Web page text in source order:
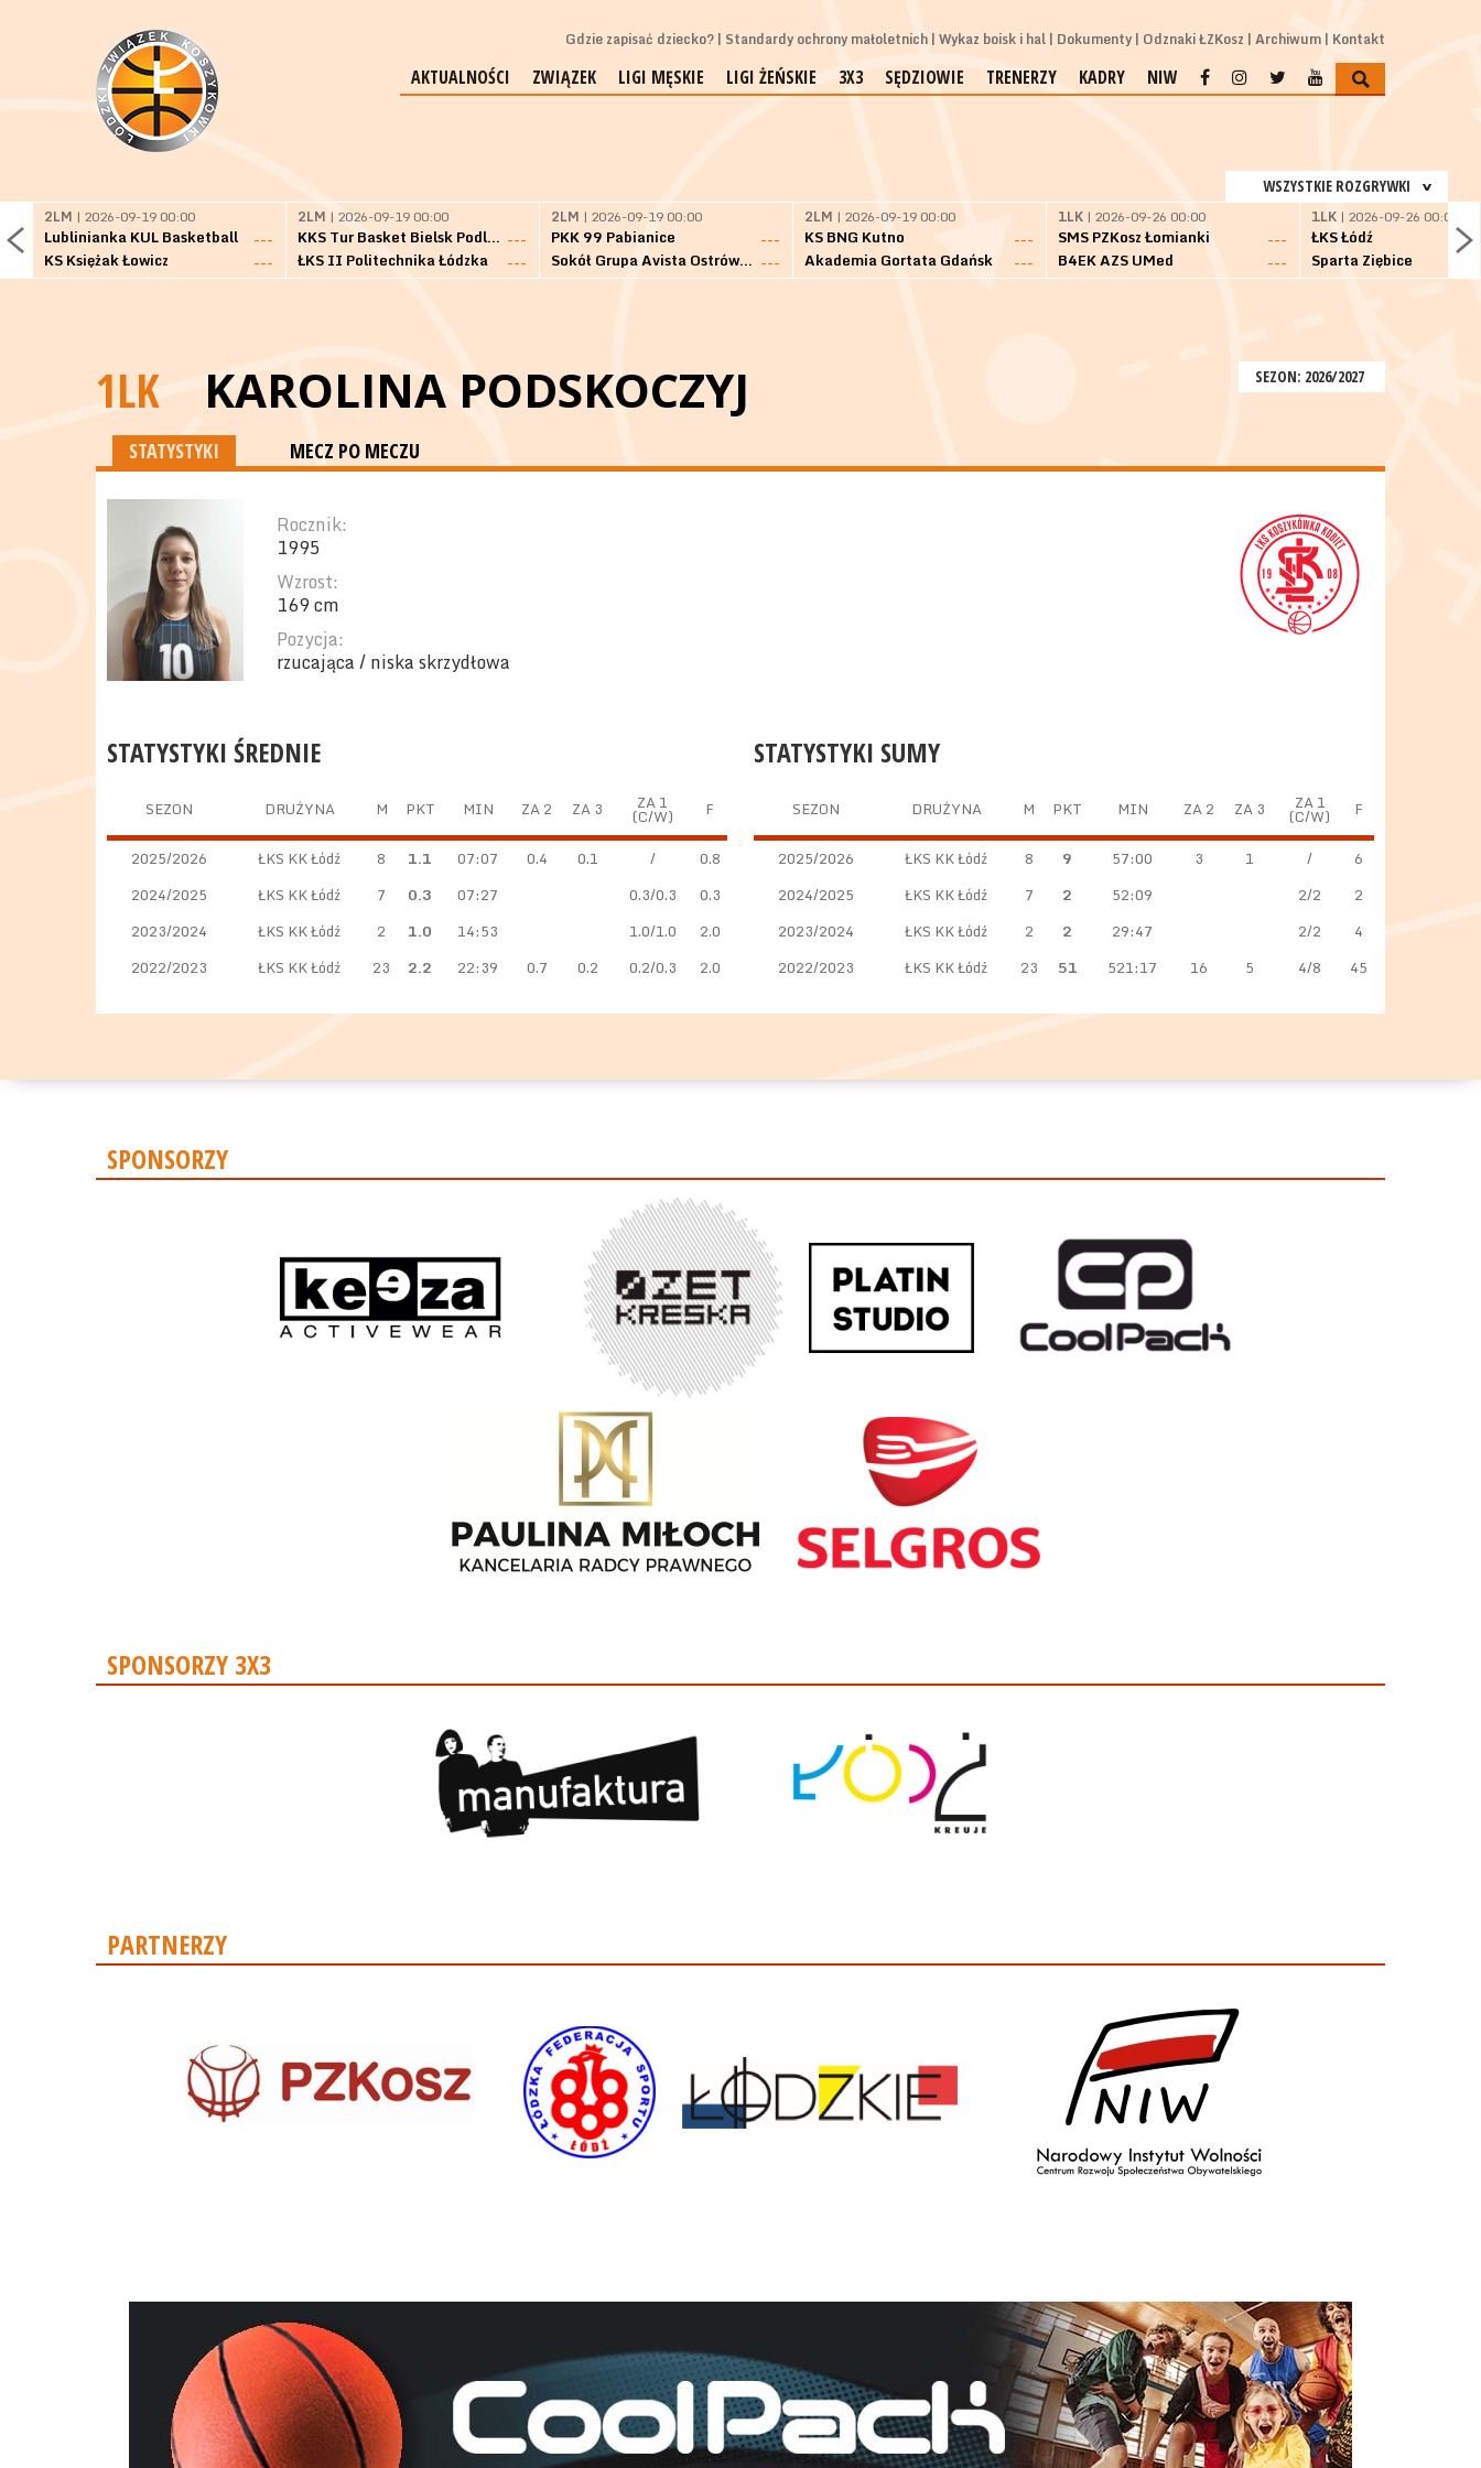
Gdzie zapisać dziecko? Standardy ochrony małoletnich Wykaz boisk i hal Dokumenty Odznaki ŁZKosz Archiwum Kontakt
AKTUALNOŚCI ZWIĄZEK LIGI MĘSKIE LIGI ŻEŃSKIE 3X3 SĘDZIOWIE TRENERZY KADRY NIW
WSZYSTKIE ROZGRYWKI
2LM | 2026-09-19 00:00
Lublinianka KUL Basketball
---
KS Księżak Łowicz
---
2LM | 2026-09-19 00:00
KKS Tur Basket Bielsk Podlaski ---
ŁKS II Politechnika Łódzka
---
2LM | 2026-09-19 00:00
PKK 99 Pabianice
---
Sokół Grupa Avista Ostrów Maz. ---
2LM | 2026-09-19 00:00
KS BNG Kutno
---
Akademia Gortata Gdańsk
---
1LK | 2026-09-26 00:00
SMS PZKosz Łomianki
---
B4EK AZS UMed
---
1LK | 2026-09-26 00:00
ŁKS Łódź
Sparta Ziębice
SEZON: 2026/2027
1LK KAROLINA PODSKOCZYJ
STATYSTYKI MECZ PO MECZU
Rocznik:
1995
Wzrost:
169 cm
Pozycja:
rzucająca / niska skrzydłowa
STATYSTYKI SUMY
SEZON DRUŻYNA M PKT MIN ZA 2 ZA 3 ZA 1
(C/W) F
2025/2026 ŁKS KK Łódź 8 9 57:00 3 1 /
6
2024/2025
ŁKS KK Łódź 7 2 52:09 2/2
2
2023/2024
ŁKS KK Łódź 2 2 29:47 2/2
4
2022/2023
ŁKS KK Łódź 23 51 521:17 16 5 4/8 45
STATYSTYKI ŚREDNIE
SEZON DRUŻYNA M PKT MIN ZA 2 ZA 3 ZA 1
(C/W) F
2025/2026 ŁKS KK Łódź 8 1.1 07:07 0.4 0.1 /
0.8
2024/2025
ŁKS KK Łódź 7 0.3 07:27 0.3/0.3
0.3
2023/2024
ŁKS KK Łódź 2 1.0 14:53 1.0/1.0
2.0
2022/2023
ŁKS KK Łódź 23 2.2 22:39 0.7 0.2 0.2/0.3 2.0
SPONSORZY
SPONSORZY 3X3
PARTNERZY